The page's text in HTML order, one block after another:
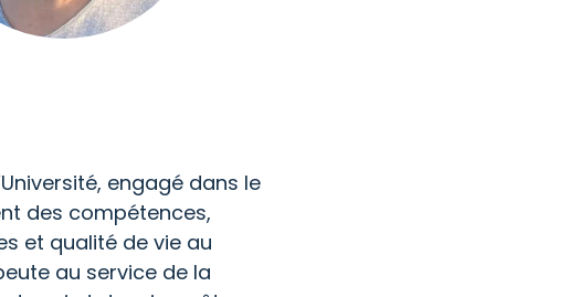
engagé dans le
des compétences,
et qualité de vie au
au service de la